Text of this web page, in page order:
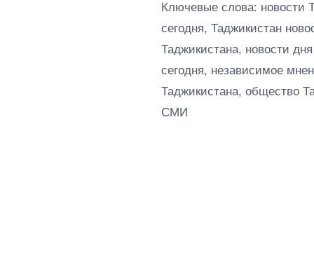
Ключевые слова: новости
сегодня, Таджикистан
Таджикистана, новости
сегодня, независимое
Таджикистана, общество
СМИ